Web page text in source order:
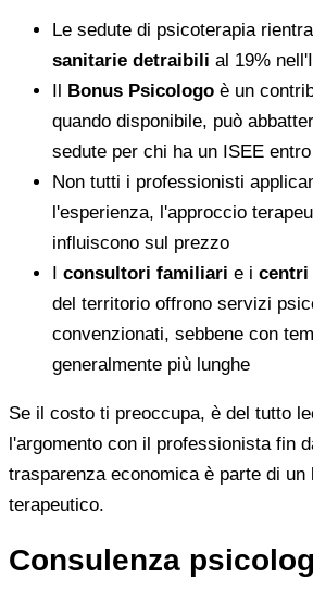
Le sedute di psicoterapia
sanitarie detraibili al 19%
Il Bonus Psicologo è un
quando disponibile, può
sedute per chi ha un ISEE
Non tutti i professionisti
l'esperienza, l'approccio
influiscono sul prezzo
I consultori familiari e i centri
del territorio offrono servizi
convenzionati, sebbene con
generalmente più lunghe
Se il costo ti preoccupa, è del tutto
l'argomento con il professionista fin
trasparenza economica è parte di un
terapeutico.
Consulenza